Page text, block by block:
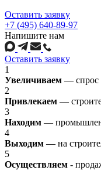
Оставить заявку
+7 (495) 640-89-97
Напишите нам
Оставить заявку
1
Увеличиваем — спрос
2
Привлекаем —
3
Находим —
4
Выходим — на
5
Осуществляем -